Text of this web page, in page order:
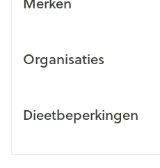
Organisaties
Dieetbeperkingen